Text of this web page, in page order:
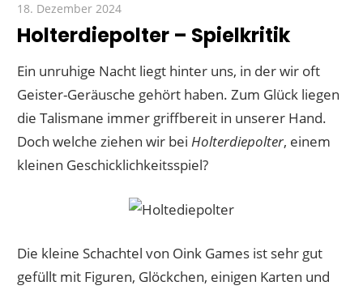
mehr!
18. Dezember 2024
Holterdiepolter – Spielkritik
Ein unruhige Nacht liegt hinter uns, in der wir oft
Geister-Geräusche gehört haben. Zum Glück liegen
die Talismane immer griffbereit in unserer Hand.
Doch welche ziehen wir beiHolterdiepolter, einem
kleinen Geschicklichkeitsspiel?
Die kleine Schachtel von Oink Games ist sehr gut
gefüllt mit Figuren, Glöckchen, einigen Karten und